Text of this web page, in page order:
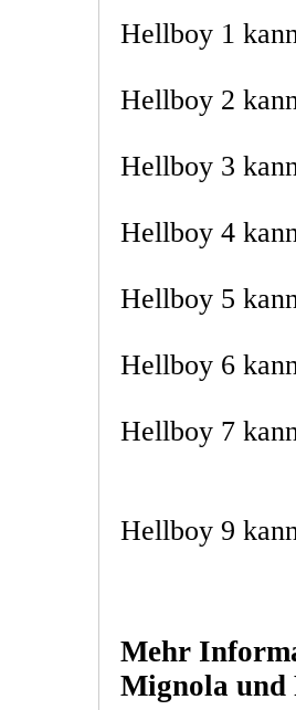
Hellboy 1
Hellboy 2
Hellboy 3
Hellboy 4
Hellboy 5
Hellboy 6
Hellboy 7
Hellboy 9
Mehr
Mignola und